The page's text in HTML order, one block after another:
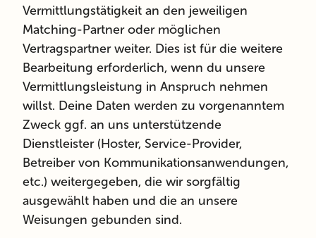
Vermittlungstätigkeit an den jeweiligen
Matching-Partner oder möglichen
Vertragspartner weiter. Dies ist für die weitere
Bearbeitung erforderlich, wenn du unsere
Vermittlungsleistung in Anspruch nehmen
willst. Deine Daten werden zu vorgenanntem
Zweck ggf. an uns unterstützende
Dienstleister (Hoster, Service-Provider,
Betreiber von Kommunikationsanwendungen,
etc.) weitergegeben, die wir sorgfältig
ausgewählt haben und die an unsere
Weisungen gebunden sind.